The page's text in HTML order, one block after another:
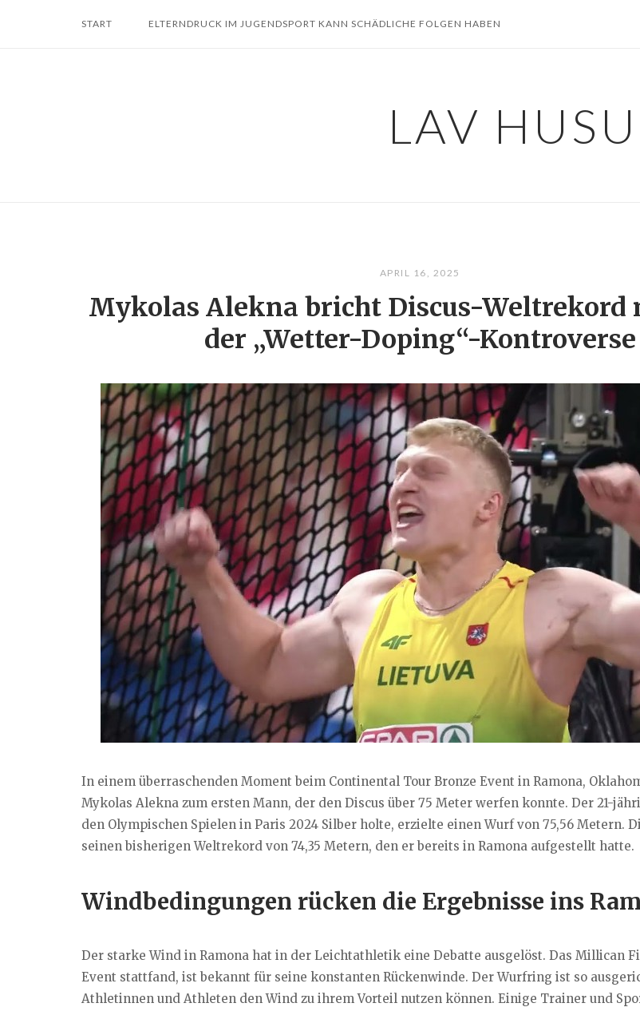
START ELTERNDRUCK IM JUGENDSPORT KANN SCHÄDLICHE FOLGEN HABEN
LAV
APRIL 16, 2025
Mykolas Alekna bricht Discus-Weltrekord
der „Wetter-Doping“-Kontroverse
In einem überraschenden Moment beim Continental Tour Bronze Event in Ramona,
Mykolas Alekna zum ersten Mann, der den Discus über 75 Meter werfen konnte. Der 21-
den Olympischen Spielen in Paris 2024 Silber holte, erzielte einen Wurf von 75,56 Metern.
seinen bisherigen Weltrekord von 74,35 Metern, den er bereits in Ramona aufgestellt hatte.
Windbedingungen rücken die Ergebnisse ins
Der starke Wind in Ramona hat in der Leichtathletik eine Debatte ausgelöst. Das Millican
Event stattfand, ist bekannt für seine konstanten Rückenwinde. Der Wurfring ist so
Athletinnen und Athleten den Wind zu ihrem Vorteil nutzen können. Einige Trainer und